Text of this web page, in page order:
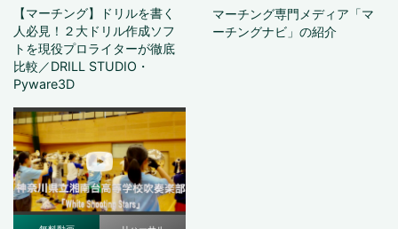
【マーチング】ドリルを書く
人必見！２大ドリル作成ソフ
トを現役プロライターが徹底
比較／DRILL STUDIO・
Pyware3D
マーチング専門メディア「マ
ーチングナビ」の紹介